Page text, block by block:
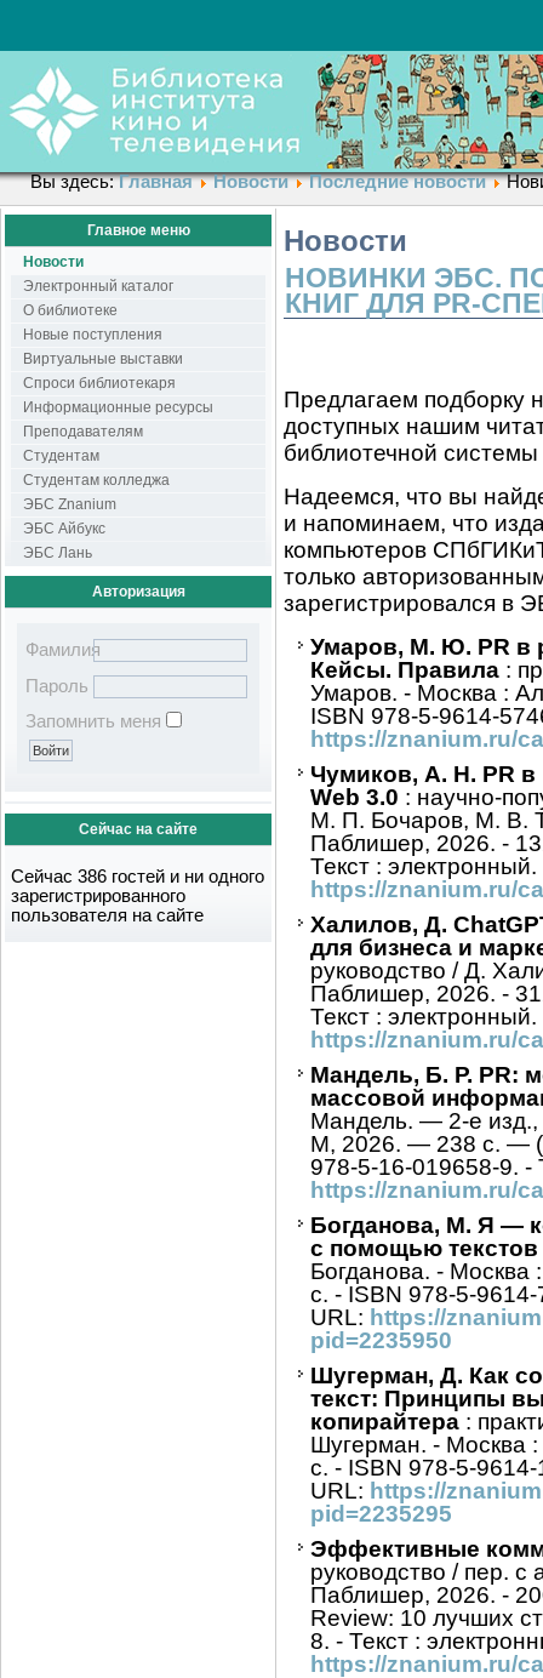
Вы здесь:Главная Новости Последние новости
Главное меню
Новости
Электронный каталог
О библиотеке
Новые поступления
Виртуальные выставки
Спроси библиотекаря
Информационные ресурсы
Преподавателям
Студентам
Студентам колледжа
ЭБС Znanium
ЭБС Айбукс
ЭБС Лань
Авторизация
Фамилия
Пароль
Запомнить меня
Сейчас на сайте
Сейчас 386 гостей и ни одного
зарегистрированного
пользователя на сайте
Новости
НОВИНКИ ЭБС.
КНИГ ДЛЯ PR-
Предлагаем подборку
доступных нашим
библиотечной
Надеемся, что вы
и напоминаем, что
компьютеров
только
зарегистрировался в
Умаров, М. Ю. PR в
Кейсы. Правила :
Умаров. - Москва :
ISBN 978-5-9614-
https://znanium.ru/
Чумиков, А. Н. PR в
Web 3.0 : научно-
М. П. Бочаров, М. В.
Паблишер, 2026. -
Текст :
https://znanium.ru/
Халилов, Д.
для бизнеса и
руководство / Д.
Паблишер, 2026. -
Текст :
https://znanium.ru/
Мандель, Б. Р. PR:
массовой
Мандель. — 2-е
М, 2026. — 238 с. —
978-5-16-019658-9. -
https://znanium.ru/
Богданова, М. Я —
с помощью текстов
Богданова. -
с. - ISBN 978-5-
URL: https://
pid=2235950
Шугерман, Д. Как
текст: Принципы
копирайтера :
Шугерман. - Москва
с. - ISBN 978-5-
URL: https://
pid=2235295
Эффективные
руководство / пер. с
Паблишер, 2026. -
Review: 10 лучших
8. - Текст :
https://znanium.ru/